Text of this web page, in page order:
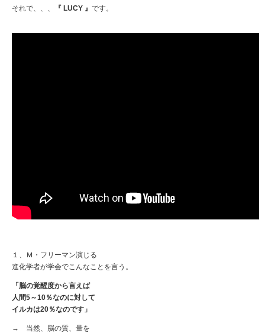
それで、、、 『 LUCY 』 です。
１、Ｍ・フリーマン演じる
進化学者が学会でこんなことを言う。
「脳の覚醒度から言えば
人間5～10％なのに対して
イルカは20％なのです」
→ 当然、脳の質、量を